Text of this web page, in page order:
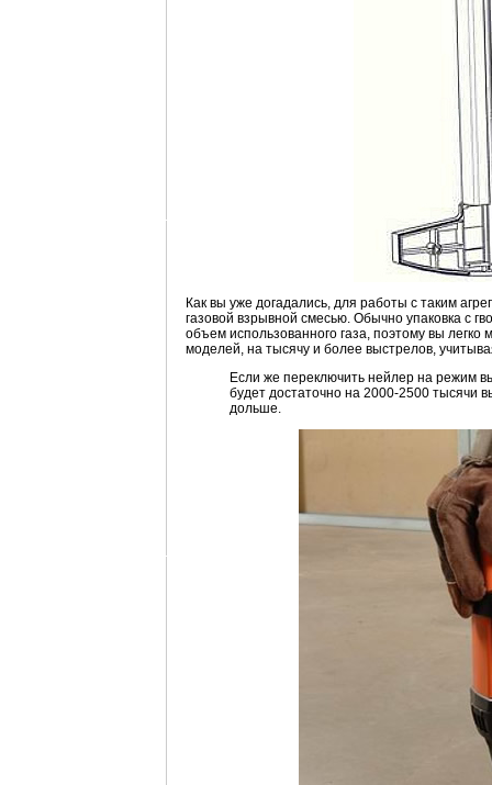
Как вы уже догадались, для работы с таким
газовой взрывной смесью. Обычно упаковка с
объем использованного газа, поэтому вы легко
моделей, на тысячу и более выстрелов,
Если же переключить нейлер на режим
будет достаточно на 2000-2500 тысячи
дольше.